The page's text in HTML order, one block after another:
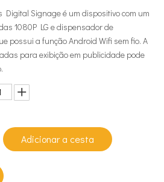
Signage é um dispositivo com um
1080P LG e dispensador de
possui a função Android Wifi sem fio. A
para exibição em publicidade pode
Adicionar a cesta